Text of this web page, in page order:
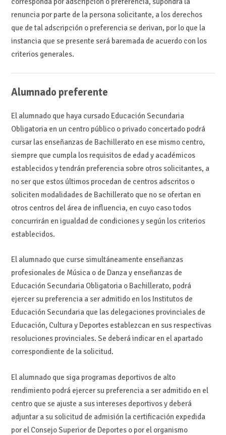
renuncia por parte de la persona solicitante, a los derechos
que de tal adscripción o preferencia se derivan, por lo que la
instancia que se presente será baremada de acuerdo con los
criterios generales.
Alumnado preferente
El alumnado que haya cursado Educación Secundaria
Obligatoria en un centro público o privado concertado podrá
cursar las enseñanzas de Bachillerato en ese mismo centro,
siempre que cumpla los requisitos de edad y académicos
establecidos y tendrán preferencia sobre otros solicitantes, a
no ser que estos últimos procedan de centros adscritos o
soliciten modalidades de Bachillerato que no se ofertan en
otros centros del área de influencia, en cuyo caso todos
concurrirán en igualdad de condiciones y según los criterios
establecidos.
El alumnado que curse simultáneamente enseñanzas
profesionales de Música o de Danza y enseñanzas de
Educación Secundaria Obligatoria o Bachillerato, podrá
ejercer su preferencia a ser admitido en los Institutos de
Educación Secundaria que las delegaciones provinciales de
Educación, Cultura y Deportes establezcan en sus respectivas
resoluciones provinciales. Se deberá indicar en el apartado
correspondiente de la solicitud.
El alumnado que siga programas deportivos de alto
rendimiento podrá ejercer su preferencia a ser admitido en el
centro que se ajuste a sus intereses deportivos y deberá
adjuntar a su solicitud de admisión la certificación expedida
por el Consejo Superior de Deportes o por el organismo